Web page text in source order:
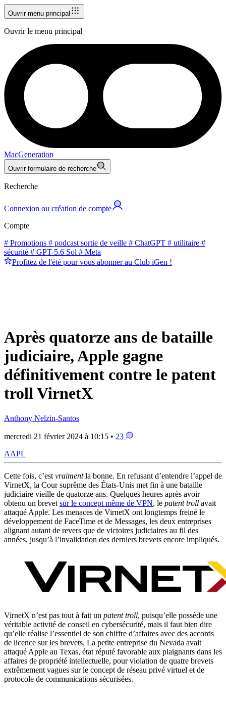
Ouvrir menu principal
Ouvrir le menu principal
MacGeneration
Ouvrir formulaire de recherche
Recherche
Connexion ou création de compte
Compte
# Promotions # podcast sortie de veille # ChatGPT # utilitaire #
sécurité # GPT-5.6 Sol # Meta
Profitez de l'été pour vous abonner au Club iGen !
Après quatorze ans de bataille
judiciaire, Apple gagne
définitivement contre le patent
troll VirnetX
Anthony Nelzin-Santos
mercredi 21 février 2024 à 10:15 • 23
AAPL
Cette fois, c’est vraimentla bonne. En refusant d’entendre l’appel de
VirnetX, la Cour suprême des États-Unis met fin à une bataille
judiciaire vieille de quatorze ans. Quelques heures après avoir
obtenu un brevet sur le concept même de VPN, le patent troll avait
attaqué Apple. Les menaces de VirnetX ont longtemps freiné le
développement de FaceTime et de Messages, les deux entreprises
alignant autant de revers que de victoires judiciaires au fil des
années, jusqu’à l’invalidation des derniers brevets encore impliqués.
VirnetX n’est pas tout à fait un patent troll, puisqu’elle possède une
véritable activité de conseil en cybersécurité, mais il faut bien dire
qu’elle réalise l’essentiel de son chiffre d’affaires avec des accords
de licence sur les brevets. La petite entreprise du Nevada avait
attaqué Apple au Texas, état réputé favorable aux plaignants dans les
affaires de propriété intellectuelle, pour violation de quatre brevets
extrêmement vagues sur le concept de réseau privé virtuel et de
protocole de communications sécurisées.